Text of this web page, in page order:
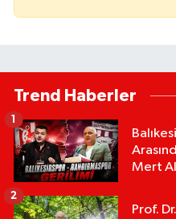
Trend Haberler
Mert
1
Prof.
2